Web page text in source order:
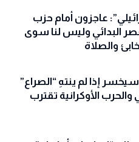
عاجزون أمام حزب
البدائي وليس لنا سوى
والصلاة
إذا لم ينتهِ “الصراع”
والحرب الأوكرانية تقترب